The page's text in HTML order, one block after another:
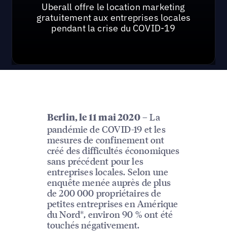
Uberall offre le location marketing
gratuitement aux entreprises locales
pendant la crise du COVID-19
Berlin, le 11 mai 2020– La
pandémie de COVID-19 et les
mesures de confinement ont
créé des difficultés économiques
sans précédent pour les
entreprises locales. Selon une
enquête menée auprès de plus
de 200 000 propriétaires de
petites entreprises en Amérique
du Nord*, environ 90 % ont été
touchés négativement.